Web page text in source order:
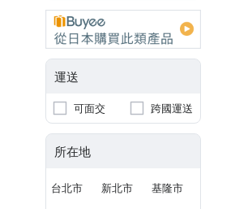
運送
可面交 跨國運送
所在地
台北市 新北市 基隆市